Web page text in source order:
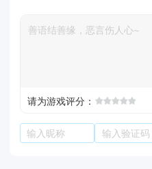
请为游戏评分：